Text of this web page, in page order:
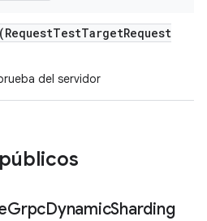
(RequestTestTargetRequest
del servidor
GrpcDynamicSharding